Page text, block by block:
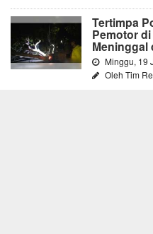
Tertimpa
Pemotor
Meninggal
Minggu, 19
Oleh Tim